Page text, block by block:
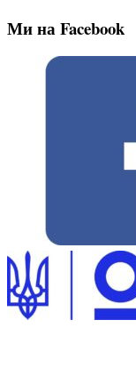
Ми на Facebook